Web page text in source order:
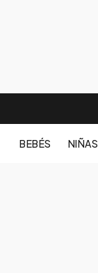
BEBÉS NIÑAS